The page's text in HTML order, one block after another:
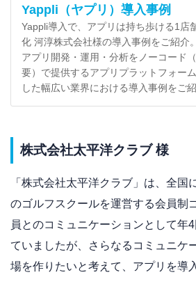
Yappli（ヤプリ）導入事例
Yappli導入で、アプリは持ち歩ける1店
化 河淳株式会社様の導入事例をご紹介
アプリ開発・運用・分析をノーコード
要）で提供するアプリプラットフォー
した幅広い業界における導入事例をご
株式会社太平洋クラブ 様
「株式会社太平洋クラブ」は、全国
のゴルフスクールを運営する会員制
員とのコミュニケーションとして年
ていましたが、さらなるコミュニケ
場を作りたいと考えて、アプリを導